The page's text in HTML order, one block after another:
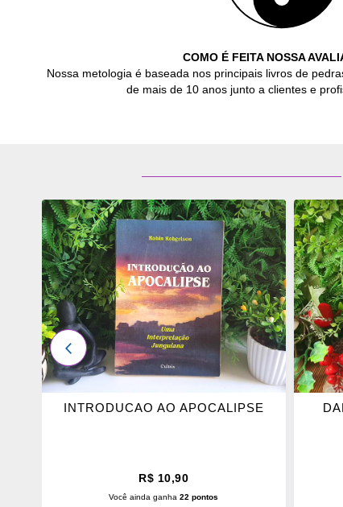
COMO É FEITA NOSSA
Nossa metologia é baseada nos principais livros de
de mais de 10 anos junto a clientes e
ADICIONAR
OS
FAVORITOS
INTRODUCAO AO APOCALIPSE
R$ 10,90
Você ainda ganha22 pontos
OS
ANTERIOR